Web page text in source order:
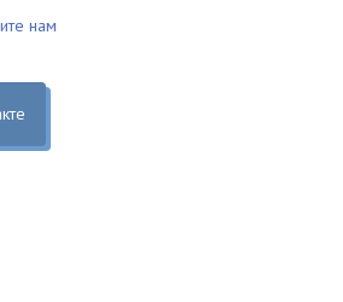
нам